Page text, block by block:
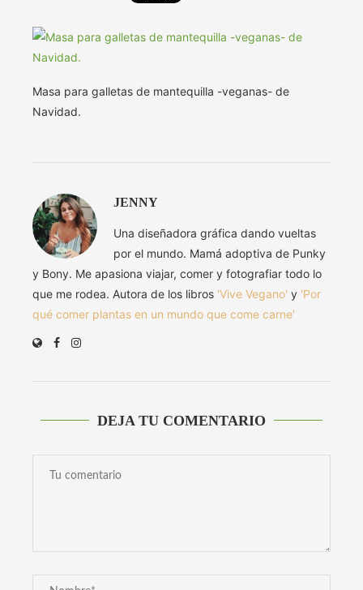
Masa para galletas de mantequilla -veganas- de
Navidad.
JENNY
Una diseñadora gráfica dando vueltas
por el mundo. Mamá adoptiva de Punky
y Bony. Me apasiona viajar, comer y fotografiar todo lo
que me rodea. Autora de los libros 'Vive Vegano' y 'Por
qué comer plantas en un mundo que come carne'
DEJA TU COMENTARIO